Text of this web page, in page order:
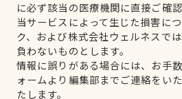
に必ず該当の医療機関に直接ご確認
当サービスによって生じた損害に
ク、および株式会社ウェルネスで
負わないものとします。
情報に誤りがある場合には、お手
ォームより編集部までご連絡をい
たします。